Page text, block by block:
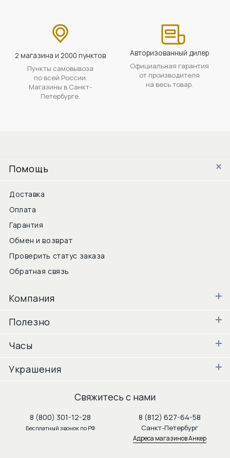
2 магазина и 2000 пунктов
Пункты самовывоза
по всей России.
Магазины в Санкт-
Петербурге.
Авторизованный дилер
Официальная гарантия
от производителя
на весь товар.
Помощь
Доставка
Оплата
Гарантия
Обмен и возврат
Проверить статус заказа
Обратная связь
Компания
Полезно
Часы
Украшения
Свяжитесь с нами
8 (800) 301-12-28
Бесплатный звонок по РФ
8 (812) 627-64-58
Санкт-Петербург
Адреса магазинов Анкер